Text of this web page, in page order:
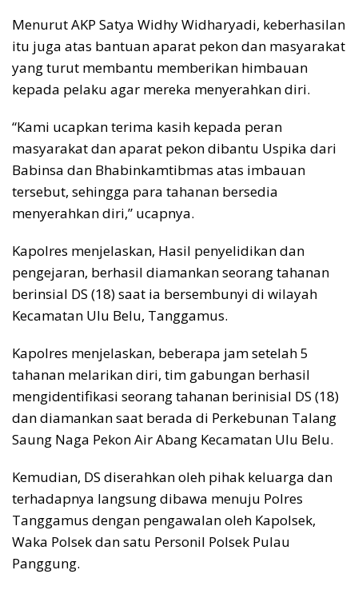
Menurut AKP Satya Widhy Widharyadi, keberhasilan
itu juga atas bantuan aparat pekon dan masyarakat
yang turut membantu memberikan himbauan
kepada pelaku agar mereka menyerahkan diri.
“Kami ucapkan terima kasih kepada peran
masyarakat dan aparat pekon dibantu Uspika dari
Babinsa dan Bhabinkamtibmas atas imbauan
tersebut, sehingga para tahanan bersedia
menyerahkan diri,” ucapnya.
Kapolres menjelaskan, Hasil penyelidikan dan
pengejaran, berhasil diamankan seorang tahanan
berinsial DS (18) saat ia bersembunyi di wilayah
Kecamatan Ulu Belu, Tanggamus.
Kapolres menjelaskan, beberapa jam setelah 5
tahanan melarikan diri, tim gabungan berhasil
mengidentifikasi seorang tahanan berinisial DS (18)
dan diamankan saat berada di Perkebunan Talang
Saung Naga Pekon Air Abang Kecamatan Ulu Belu.
Kemudian, DS diserahkan oleh pihak keluarga dan
terhadapnya langsung dibawa menuju Polres
Tanggamus dengan pengawalan oleh Kapolsek,
Waka Polsek dan satu Personil Polsek Pulau
Panggung.